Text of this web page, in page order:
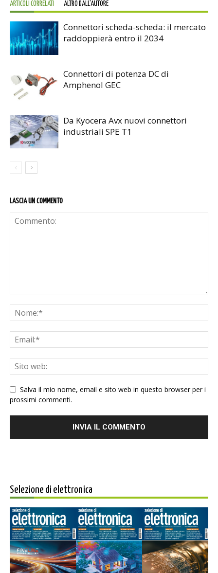
ARTICOLI CORRELATI ALTRO DALL'AUTORE
Connettori scheda-scheda: il mercato
raddoppierà entro il 2034
Connettori di potenza DC di
Amphenol GEC
Da Kyocera Avx nuovi connettori
industriali SPE T1
LASCIA UN COMMENTO
Salva il mio nome, email e sito web in questo browser per i
prossimi commenti.
Selezione di elettronica